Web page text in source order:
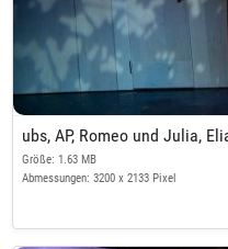
ubs, AP, Romeo und Julia,
Größe: 1.63 MB
Abmessungen: 3200 x 2133 Pixel